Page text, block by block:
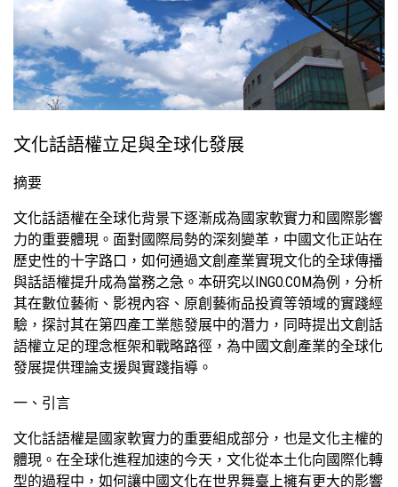
文化話語權立足與全球化發展
摘要
文化話語權在全球化背景下逐漸成為國家軟實力和國際影響
力的重要體現。面對國際局勢的深刻變革，中國文化正站在
歷史性的十字路口，如何通過文創產業實現文化的全球傳播
與話語權提升成為當務之急。本研究以INGO.COM為例，分析
其在數位藝術、影視內容、原創藝術品投資等領域的實踐經
驗，探討其在第四產工業態發展中的潛力，同時提出文創話
語權立足的理念框架和戰略路徑，為中國文創產業的全球化
發展提供理論支援與實踐指導。
一、引言
文化話語權是國家軟實力的重要組成部分，也是文化主權的
體現。在全球化進程加速的今天，文化從本土化向國際化轉
型的過程中，如何讓中國文化在世界舞臺上擁有更大的影響